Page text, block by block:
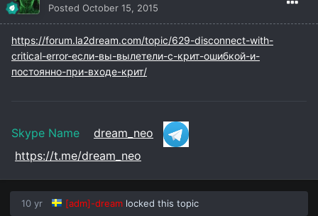
Posted October 15, 2015
https://forum.la2dream.com/topic/629-disconnect-with-
critical-error-если-вы-вылетели-с-крит-ошибкой-и-
постоянно-при-входе-крит/
Skype Name dream_neo
https://t.me/dream_neo
10 yr [adm]-dream locked this topic